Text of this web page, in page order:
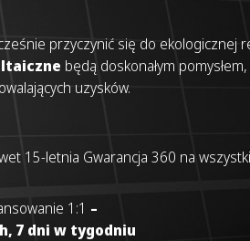
przyczynić się do
będą doskonałym
uzysków.
15-letnia Gwarancja 360 na
1:1 –
7 dni w tygodniu